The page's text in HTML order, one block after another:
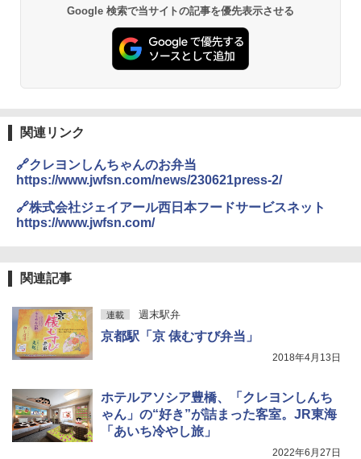
BUNDOK(バンドック)ソロ ドーム 1 EX BDK
レーム ドーム型 テント
￥14,800
￥6,459
ポインターライト 強力 小型 緑色/赤色/青紫色
￥1,180
熊撃退スプレー 熊よけスプレー 熊スプレー
秒）射程5～10m 安全ロック搭載 携帯収納袋
付き ヒグマ・イノシシ対策 自治体・教育機
関の購入実績 登山・キャンプ・アウトドア・
防災用品 長期保存可能 緊急時用 日本国内発
Google 検索で当サイトの記事を優先表示させる
関連リンク
🔗クレヨンしんちゃんのお弁当
https://www.jwfsn.com/news/230621press-2/
🔗株式会社ジェイアール西日本フードサービスネット
https://www.jwfsn.com/
関連記事
連載 週末駅弁
京都駅「京 俵むすび弁当」
2018年4月13日
ホテルアソシア豊橋、「クレヨンしんち
ゃん」の“好き”が詰まった客室。JR東海
「あいち冷やし旅」
2022年6月27日